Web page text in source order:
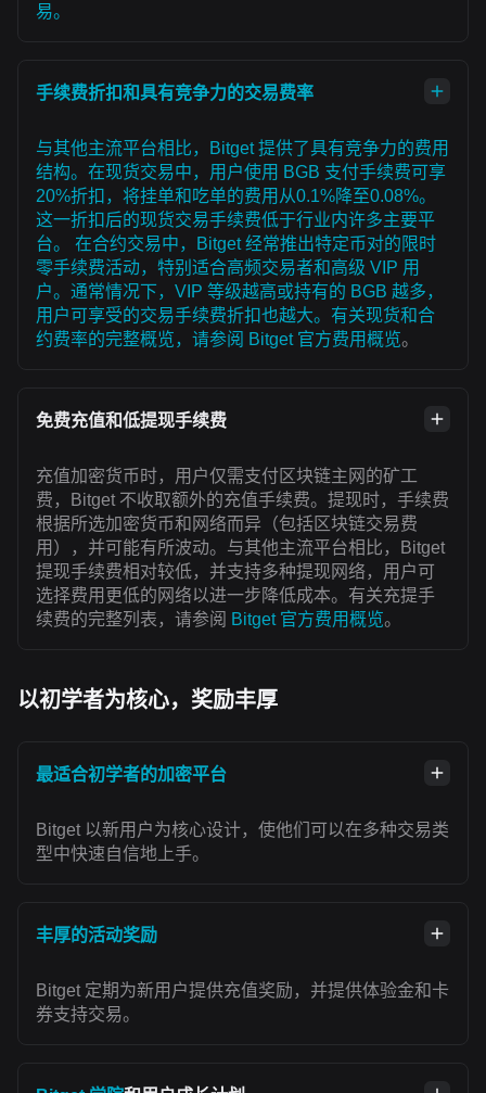
易。
手续费折扣和具有竞争力的交易费率
与其他主流平台相比，Bitget 提供了具有竞争力的费用
结构。在现货交易中，用户使用 BGB 支付手续费可享
20%折扣，将挂单和吃单的费用从0.1%降至0.08%。
这一折扣后的现货交易手续费低于行业内许多主要平
台。 在合约交易中，Bitget 经常推出特定币对的限时
零手续费活动，特别适合高频交易者和高级 VIP 用
户。通常情况下，VIP 等级越高或持有的 BGB 越多，
用户可享受的交易手续费折扣也越大。有关现货和合
约费率的完整概览，请参阅 Bitget 官方费用概览。
免费充值和低提现手续费
充值加密货币时，用户仅需支付区块链主网的矿工
费，Bitget 不收取额外的充值手续费。提现时，手续费
根据所选加密货币和网络而异（包括区块链交易费
用），并可能有所波动。与其他主流平台相比，Bitget
提现手续费相对较低，并支持多种提现网络，用户可
选择费用更低的网络以进一步降低成本。有关充提手
续费的完整列表，请参阅 Bitget 官方费用概览。
以初学者为核心，奖励丰厚
最适合初学者的加密平台
Bitget 以新用户为核心设计，使他们可以在多种交易类
型中快速自信地上手。
丰厚的活动奖励
Bitget 定期为新用户提供充值奖励，并提供体验金和卡
券支持交易。